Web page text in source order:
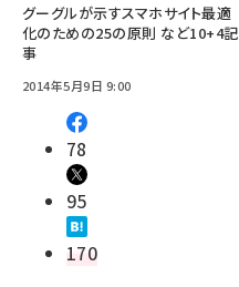
グーグルが示すスマホサイト最適
化のための25の原則 など10+4記
事
2014年5月9日 9:00
78
95
170